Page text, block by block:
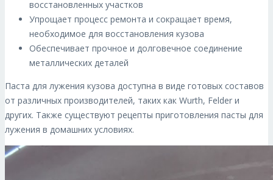
восстановленных участков
Упрощает процесс ремонта и сокращает время,
необходимое для восстановления кузова
Обеспечивает прочное и долговечное соединение
металлических деталей
Паста для лужения кузова доступна в виде готовых составов
от различных производителей, таких как Wurth, Felder и
других. Также существуют рецепты приготовления пасты для
лужения в домашних условиях.